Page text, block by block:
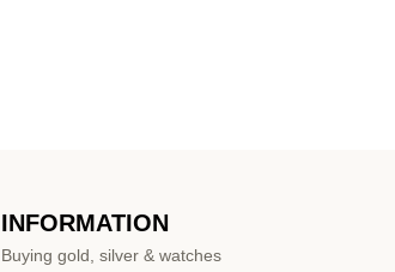
INFORMATION
Buying gold, silver & watches